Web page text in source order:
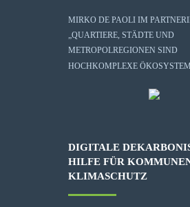
MIRKO DE PAOLI IM
„QUARTIERE, STÄDTE UND
METROPOLREGIONEN SIND
HOCHKOMPLEXE
DIGITALE
HILFE FÜR
KLIMASCHUTZ